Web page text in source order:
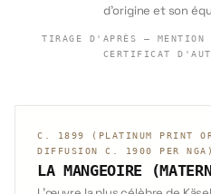
d'origine et son
TIRAGE D'APRÈS — MENTION
CERTIFICAT
C. 1899 (PLATINUM PRINT
DIFFUSION C. 1900 PER NGA)
LA MANGEOIRE